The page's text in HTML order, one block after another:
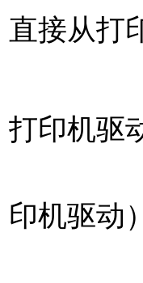
直接从打
打印机驱
印机驱动）